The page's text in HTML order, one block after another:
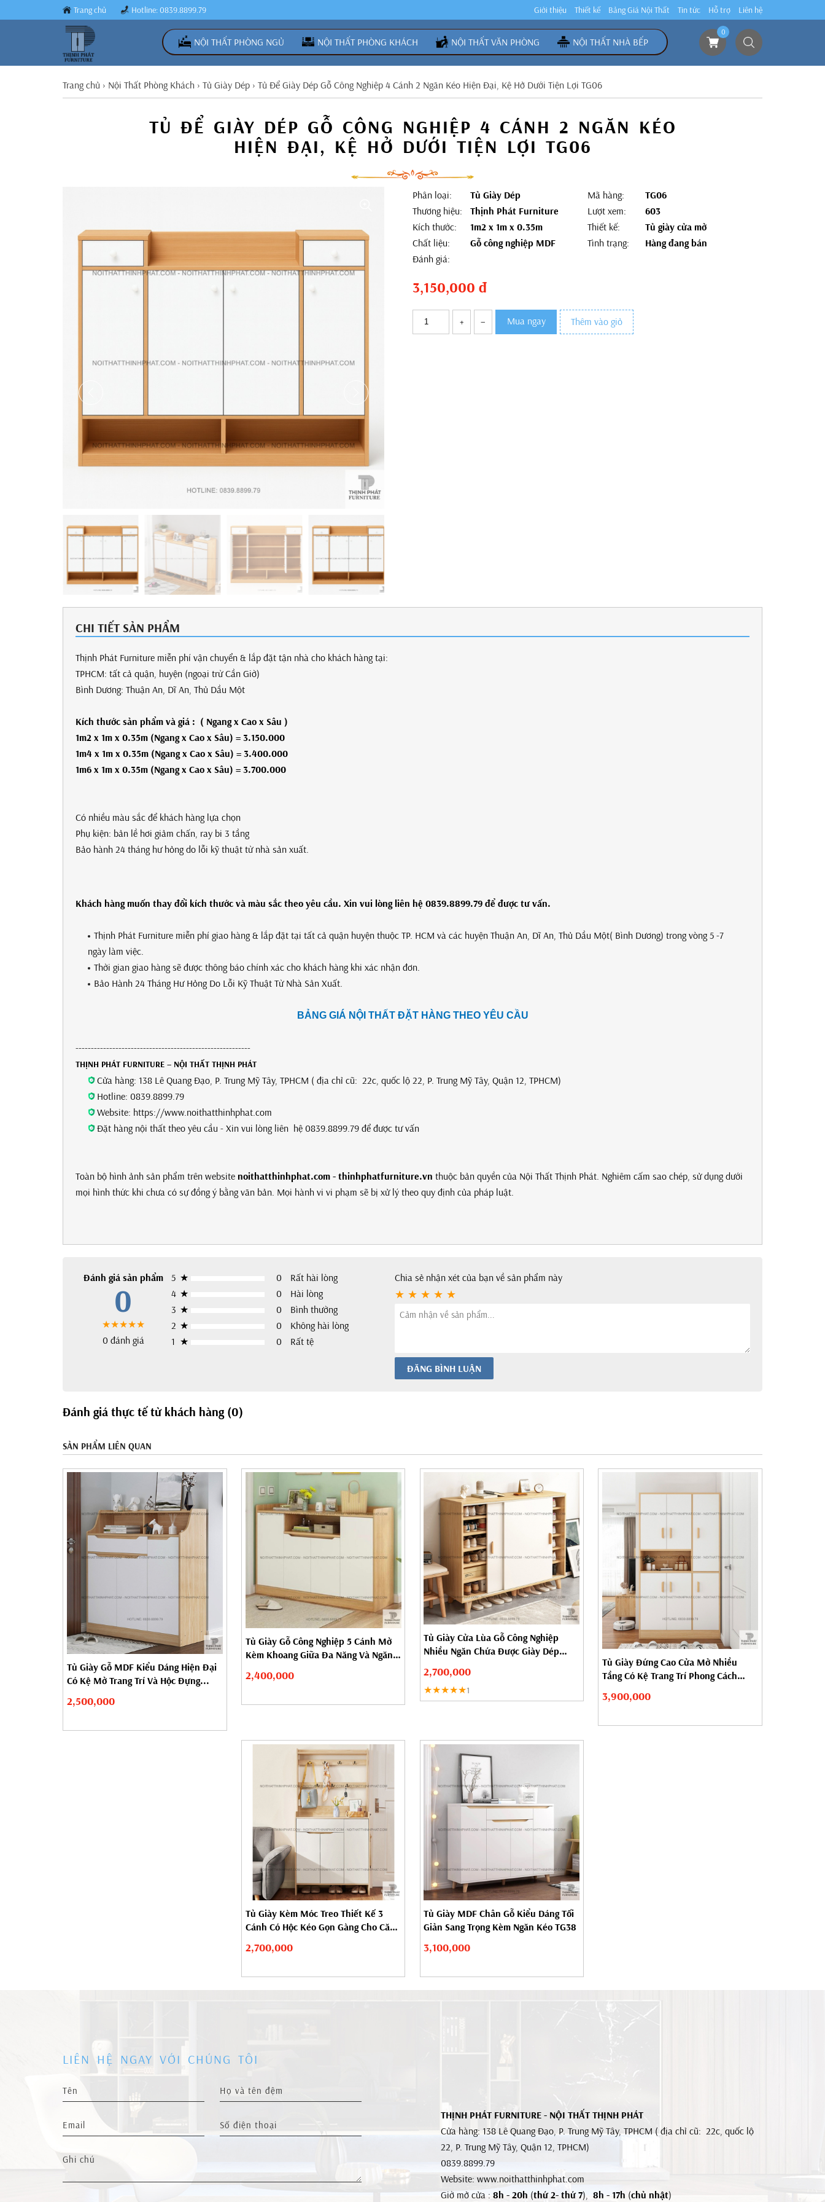
Trang chủ Hotline: 0839.8899.79 Giới thiệu Thiết kế Bảng Giá Nội Thất Tin tức Hỗ trợ Liên hệ
NỘI THẤT PHÒNG NGỦ NỘI THẤT PHÒNG KHÁCH NỘI THẤT VĂN PHÒNG NỘI THẤT NHÀ BẾP
0
Trang chủ › Nội Thất Phòng Khách › Tủ Giày Dép › Tủ Để Giày Dép Gỗ Công Nghiệp 4 Cánh 2 Ngăn Kéo Hiện Đại, Kệ Hở Dưới Tiện Lợi TG06
TỦ ĐỂ GIÀY DÉP GỖ CÔNG NGHIỆP 4 CÁNH 2 NGĂN KÉO
HIỆN ĐẠI, KỆ HỞ DƯỚI TIỆN LỢI TG06
Phân loại: Tủ Giày Dép Mã hàng:
TG06
Thương hiệu:
Thịnh Phát Furniture Lượt xem:
603
Kích thước:
1m2 x 1m x 0.35m Thiết kế:
Tủ giày cửa mở
Chất liệu:
Gỗ công nghiệp MDF Tình trạng:
Hàng đang bán
Đánh giá:
3,150,000 đ
+ – Mua ngay Thêm vào giỏ
CHI TIẾT SẢN PHẨM
Thịnh Phát Furniture miễn phí vận chuyển & lắp đặt tận nhà cho khách hàng tại:
TPHCM: tất cả quận, huyện (ngoại trừ Cần Giờ)
Bình Dương: Thuận An, Dĩ An, Thủ Dầu Một
Kích thước sản phẩm và giá : ( Ngang x Cao x Sâu )
1m2 x 1m x 0.35m (Ngang x Cao x Sâu) = 3.150.000
1m4 x 1m x 0.35m (Ngang x Cao x Sâu) = 3.400.000
1m6 x 1m x 0.35m (Ngang x Cao x Sâu) = 3.700.000
Có nhiều màu sắc để khách hàng lựa chọn
Phụ kiện: bản lề hơi giảm chấn, ray bi 3 tầng
Bảo hành 24 tháng hư hỏng do lỗi kỹ thuật từ nhà sản xuất.
Khách hàng muốn thay đổi kích thước và màu sắc theo yêu cầu. Xin vui lòng liên hệ 0839.8899.79 để được tư vấn.
Thịnh Phát Furniture miễn phí giao hàng & lắp đặt tại tất cả quận huyện thuộc TP. HCM và các huyện Thuận An, Dĩ An, Thủ Dầu Một( Bình Dương) trong vòng 5 -7
ngày làm việc.
Thời gian giao hàng sẽ được thông báo chính xác cho khách hàng khi xác nhận đơn.
Bảo Hành 24 Tháng Hư Hỏng Do Lỗi Kỹ Thuật Từ Nhà Sản Xuất.
BẢNG GIÁ NỘI THẤT ĐẶT HÀNG THEO YÊU CẦU
---------------------------------------------------------
THỊNH PHÁT FURNITURE – NỘI THẤT THỊNH PHÁT
Cửa hàng: 138 Lê Quang Đạo, P. Trung Mỹ Tây, TPHCM ( địa chỉ cũ: 22c, quốc lộ 22, P. Trung Mỹ Tây, Quận 12, TPHCM)
Hotline: 0839.8899.79
Website: https://www.noithatthinhphat.com
Đặt hàng nội thất theo yêu cầu - Xin vui lòng liên hệ 0839.8899.79 để được tư vấn
Toàn bộ hình ảnh sản phẩm trên website noithatthinhphat.com - thinhphatfurniture.vn thuộc bản quyền của Nội Thất Thịnh Phát. Nghiêm cấm sao chép, sử dụng dưới
mọi hình thức khi chưa có sự đồng ý bằng văn bản. Mọi hành vi vi phạm sẽ bị xử lý theo quy định của pháp luật.
Đánh giá sản phẩm
0
★★★★★
0 đánh giá
5 ★ 0
Rất hài lòng
4 ★ 0
Hài lòng
3 ★ 0
Bình thường
2 ★ 0
Không hài lòng
1 ★ 0 Rất tệ
Chia sẻ nhận xét của bạn về sản phẩm này
ĐĂNG BÌNH LUẬN
Đánh giá thực tế từ khách hàng (0)
SẢN PHẨM LIÊN QUAN
Tủ Giày Gỗ MDF Kiểu Dáng Hiện Đại
Có Kệ Mở Trang Trí Và Hộc Đựng...
2,500,000
Tủ Giày Gỗ Công Nghiệp 5 Cánh Mở
Kèm Khoang Giữa Đa Năng Và Ngăn
2,400,000
Tủ Giày Cửa Lùa Gỗ Công Nghiệp
Nhiều Ngăn Chứa Được Giày Dép
2,700,000
★★★★★1
Tủ Giày Đứng Cao Cửa Mở Nhiều
Tầng Có Kệ Trang Trí Phong Cách
3,900,000
Tủ Giày Kèm Móc Treo Thiết Kế 3
Cánh Có Hộc Kéo Gọn Gàng Cho Căn
2,700,000
Tủ Giày MDF Chân Gỗ Kiểu Dáng Tối
Giản Sang Trọng Kèm Ngăn Kéo TG38
3,100,000
LIÊN HỆ NGAY VỚI CHÚNG TÔI
THỊNH PHÁT FURNITURE - NỘI THẤT THỊNH PHÁT
Cửa hàng: 138 Lê Quang Đạo, P. Trung Mỹ Tây, TPHCM ( địa chỉ cũ: 22c, quốc lộ
22, P. Trung Mỹ Tây, Quận 12, TPHCM)
0839.8899.79
Website: www.noithatthinhphat.com
Giờ mở cửa : 8h - 20h (thứ 2- thứ 7), 8h - 17h (chủ nhật)